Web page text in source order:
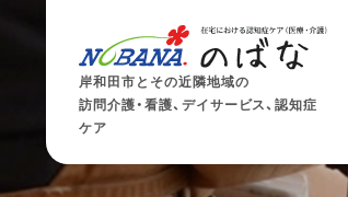
岸和田市とその近隣地域の
訪問介護・看護、デイサービス、認知症
ケア